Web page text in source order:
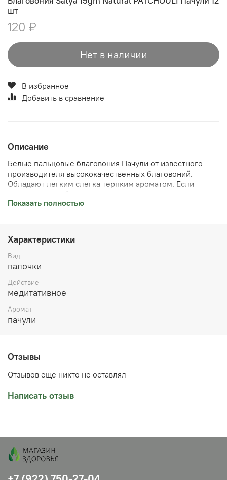
шт
120 ₽
Нет в наличии
В избранное
Добавить в сравнение
Описание
Белые пальцовые благовония Пачули от известного
производителя высококачественных благовоний.
Обладают легким слегка терпким ароматом. Если
палочку на 3-4 раза. В этом случае у вас будет легкий
использовать обычную канцелярскую скрепку, зажав на
необходимую длину. Купить Благовония Пачули можно
в магазине в Челябинске на Кирова 27 или заказать
доставку в ваш город. Минимальная сумма заказа при
Показать полностью
Характеристики
Вид
палочки
Действие
медитативное
Аромат
пачули
Отзывы
Отзывов еще никто не оставлял
Написать отзыв